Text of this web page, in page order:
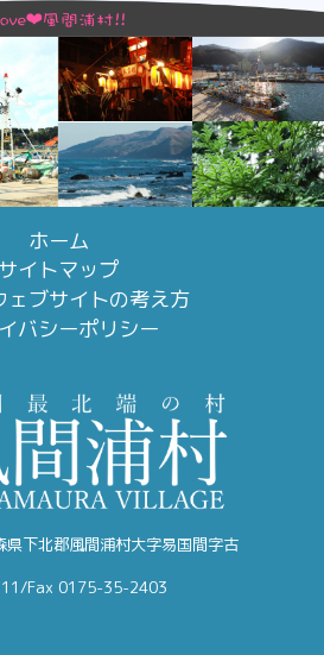
ホーム
サイトマップ
ェブサイトの考え方
バシーポリシー
下北郡風間浦村大字易国間字古
Fax 0175-35-2403